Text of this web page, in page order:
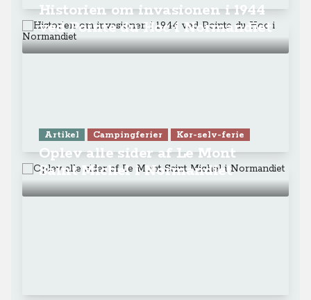
Historien om invasionen i 1944
ved Pointe du Hoc i Normandiet
Artikel Campingferier Kør-selv-ferie
Oplev alle sider af Le Mont
Saint Michel i Normandiet